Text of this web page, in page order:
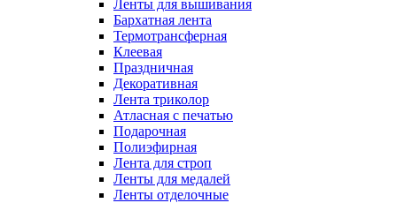
Ленты для вышивания
Бархатная лента
Термотрансферная
Клеевая
Праздничная
Декоративная
Лента триколор
Атласная с печатью
Подарочная
Полиэфирная
Лента для строп
Ленты для медалей
Ленты отделочные